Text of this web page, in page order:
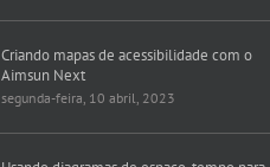
Criando mapas de acessibilidade com o
Aimsun Next
segunda-feira, 10 abril, 2023